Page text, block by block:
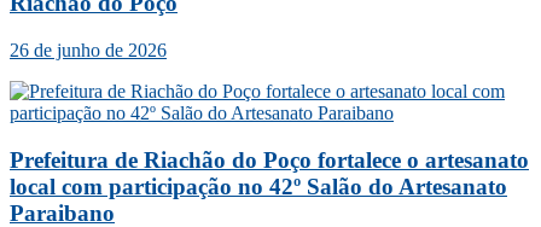
26 de junho de 2026
Prefeitura de Riachão do Poço fortalece o artesanato
local com participação no 42º Salão do Artesanato
Paraibano